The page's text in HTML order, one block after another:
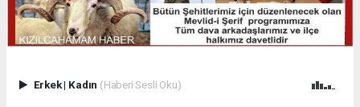
Erkek| Kadın (Haberi Sesli Oku)